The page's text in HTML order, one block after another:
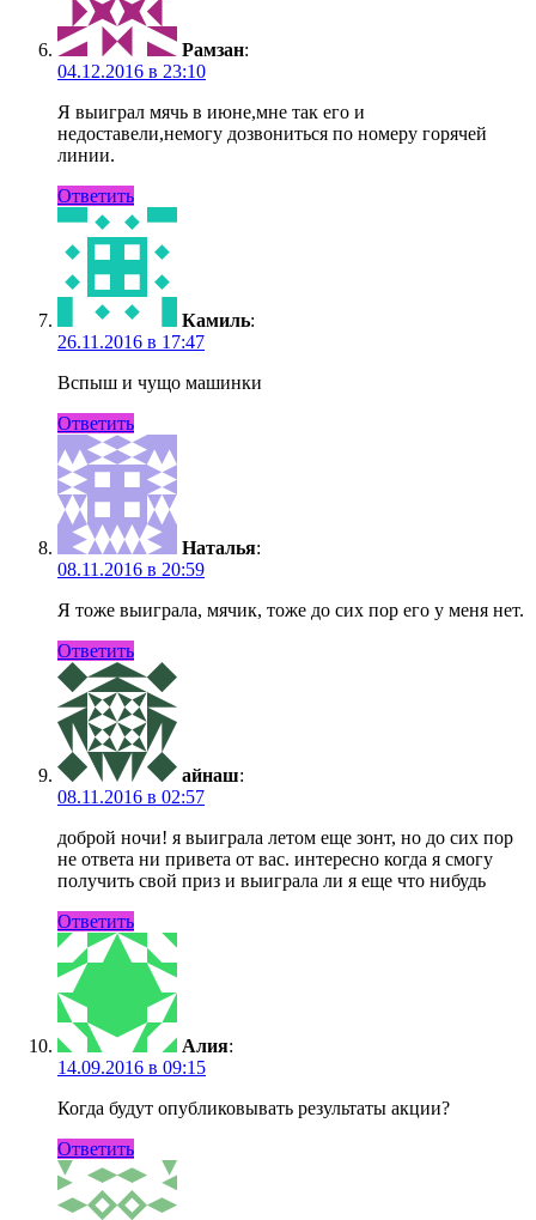
Рамзан:
04.12.2016 в 23:10
Я выиграл мячь в июне,мне так его и
недоставели,немогу дозвониться по номеру горячей
линии.
Ответить
Камиль:
26.11.2016 в 17:47
Вспыш и чущо машинки
Ответить
Наталья:
08.11.2016 в 20:59
Я тоже выиграла, мячик, тоже до сих пор его у меня нет.
Ответить
айнаш:
08.11.2016 в 02:57
доброй ночи! я выиграла летом еще зонт, но до сих пор
не ответа ни привета от вас. интересно когда я смогу
получить свой приз и выиграла ли я еще что нибудь
Ответить
Алия:
14.09.2016 в 09:15
Когда будут опубликовывать результаты акции?
Ответить